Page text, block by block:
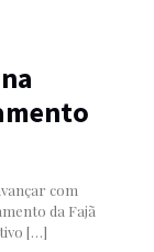
com
da Fajã
[…]